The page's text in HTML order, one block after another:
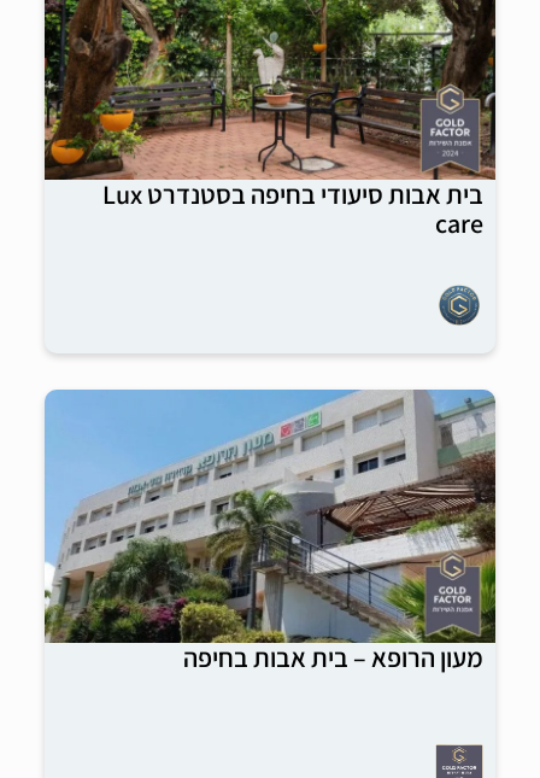
בית אבות סיעודי בחיפה בסטנדרט Lux
care
מעון הרופא – בית אבות בחיפה